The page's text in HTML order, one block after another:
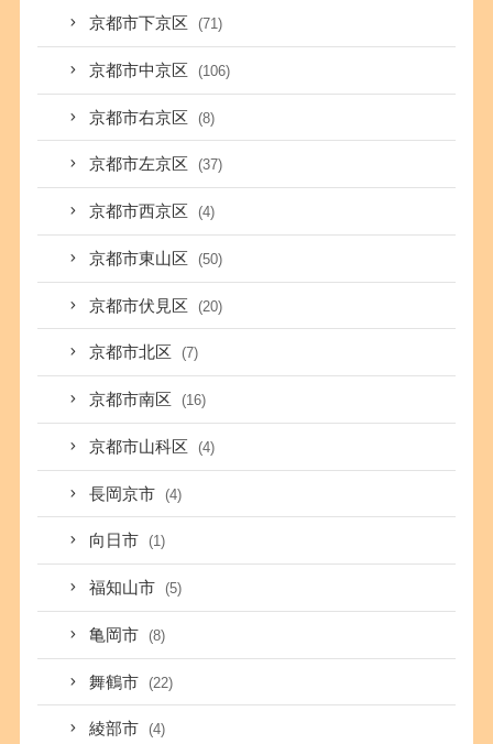
京都市下京区 (71)
京都市中京区 (106)
京都市右京区 (8)
京都市左京区 (37)
京都市西京区 (4)
京都市東山区 (50)
京都市伏見区 (20)
京都市北区 (7)
京都市南区 (16)
京都市山科区 (4)
長岡京市 (4)
向日市 (1)
福知山市 (5)
亀岡市 (8)
舞鶴市 (22)
綾部市 (4)